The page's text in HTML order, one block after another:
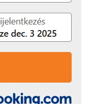
a Barométernek
és az iránytű
Voice.